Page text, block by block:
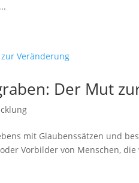
Der Mut
mit Glaubenssätzen und
Vorbilder von Menschen,